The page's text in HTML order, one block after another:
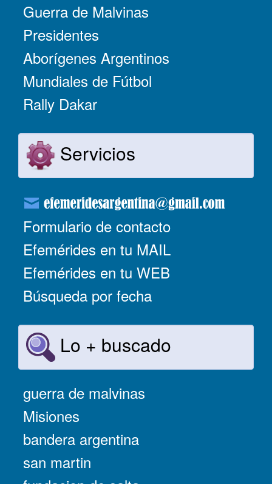
Guerra de Malvinas
Presidentes
Aborígenes Argentinos
Mundiales de Fútbol
Rally Dakar
Servicios
Formulario de contacto
Efemérides en tu MAIL
Efemérides en tu WEB
Búsqueda por fecha
Lo + buscado
guerra de malvinas
Misiones
bandera argentina
san martin